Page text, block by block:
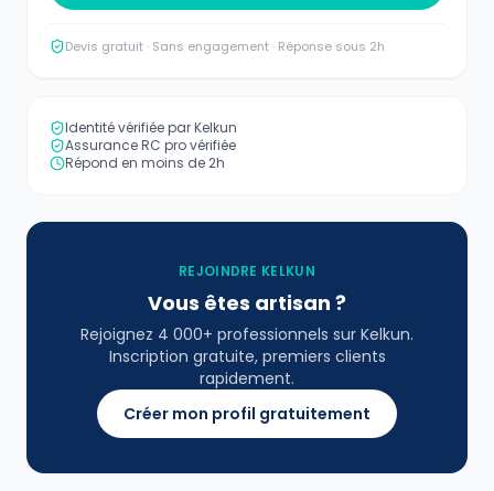
Devis gratuit · Sans engagement · Réponse sous 2h
Identité vérifiée par Kelkun
Assurance RC pro vérifiée
Répond en moins de 2h
REJOINDRE KELKUN
Vous êtes artisan ?
Rejoignez 4 000+ professionnels sur Kelkun.
Inscription gratuite, premiers clients
rapidement.
Créer mon profil gratuitement